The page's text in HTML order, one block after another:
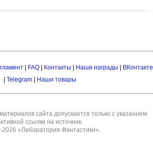
| FAQ| Контакты Наши награды
ВКонтакте
Telegram Наши товары
сайта допускается только с указанием
ссылки на источник.
2026 «Лаборатория Фантастики».